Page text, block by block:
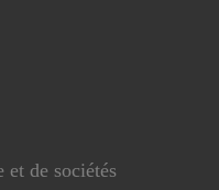
et de sociétés